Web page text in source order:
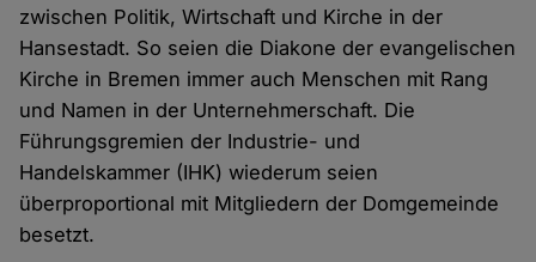
zwischen Politik, Wirtschaft und Kirche in der
Hansestadt. So seien die Diakone der evangelischen
Kirche in Bremen immer auch Menschen mit Rang
und Namen in der Unternehmerschaft. Die
Führungsgremien der Industrie- und
Handelskammer (IHK) wiederum seien
überproportional mit Mitgliedern der Domgemeinde
besetzt.